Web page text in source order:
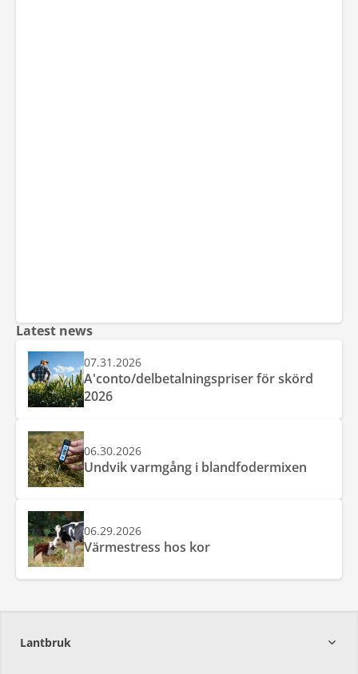
Latest news
07.31.2026
A'conto/delbetalningspriser för skörd
2026
06.30.2026
Undvik varmgång i blandfodermixen
06.29.2026
Värmestress hos kor
Lantbruk